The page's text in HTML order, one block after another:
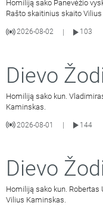
Homiliją sako Panevėžio
Rašto skaitinius skaito
2026-08-02
103
Dievo
Homiliją sako kun.
Kaminskas.
2026-08-01
144
Dievo
Homiliją sako kun.
Vilius Kaminskas.